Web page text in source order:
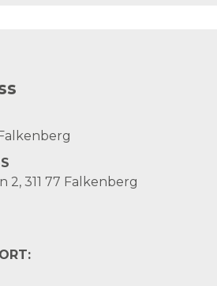
2, 311 77 Falkenberg